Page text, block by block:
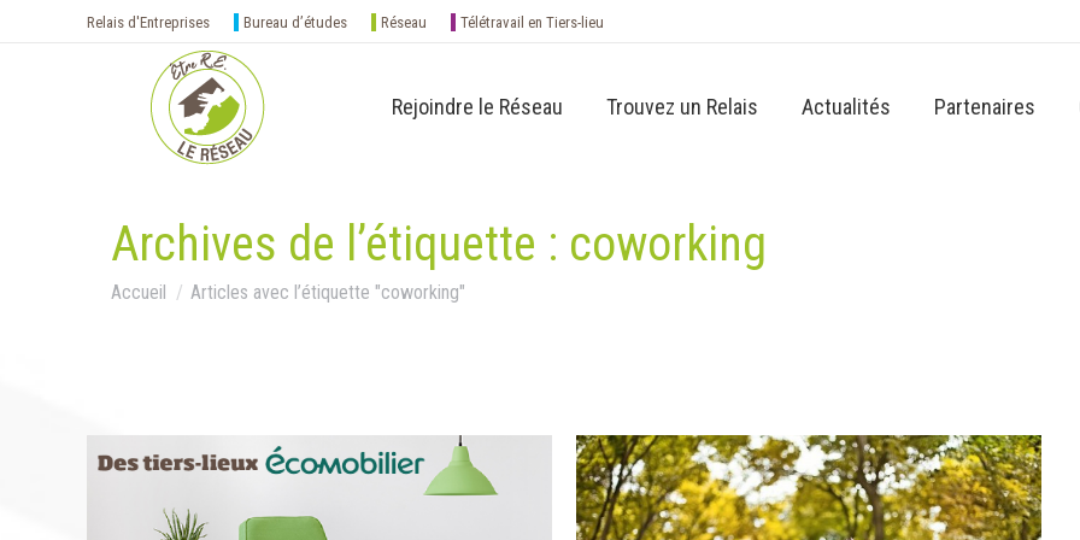
Relais d'Entreprises Bureau d’études Réseau Télétravail en Tiers-lieu
Rejoindre le Réseau Trouvez un Relais Actualités Partenaires
Archives de l’étiquette : coworking
Vous êtes ici :
Accueil Articles avec l’étiquette "coworking"